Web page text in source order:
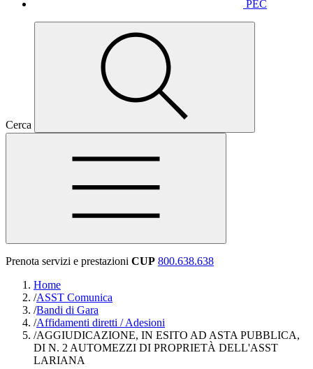
PEC
Cerca
Prenota servizi e prestazioni CUP 800.638.638
Home
/ASST Comunica
/Bandi di Gara
/Affidamenti diretti / Adesioni
/AGGIUDICAZIONE, IN ESITO AD ASTA PUBBLICA,
DI N. 2 AUTOMEZZI DI PROPRIETÀ DELL'ASST
LARIANA